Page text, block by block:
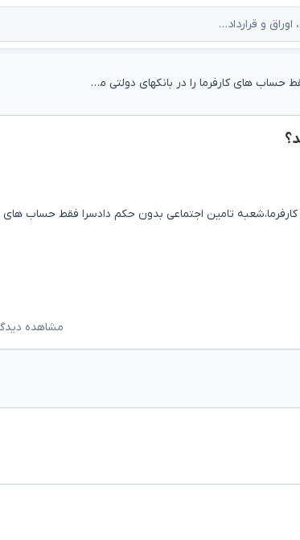
فقط حساب های کارفرما را در بانکهای دولتی مسدود می کند؟
تامین اجتماعی بدون حکم دادسرا فقط حساب های
مشاهده